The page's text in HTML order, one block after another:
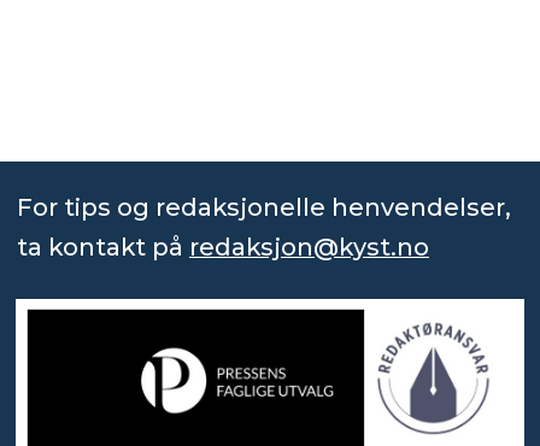
For tips og redaksjonelle henvendelser,
ta kontakt på redaksjon@kyst.no